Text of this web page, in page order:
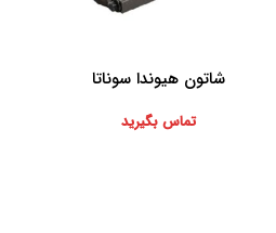
اطلاعات بیشترشاتون هیوندا سوناتا
تماس بگیرید